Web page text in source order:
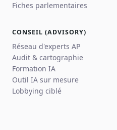
Fiches parlementaires
CONSEIL (ADVISORY)
Réseau d'experts AP
Audit & cartographie
Formation IA
Outil IA sur mesure
Lobbying ciblé